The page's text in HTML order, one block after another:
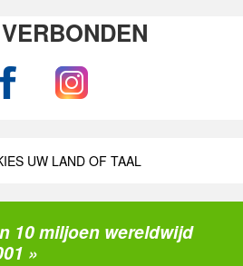
UW LAND OF TAAL
10 miljoen wereldwijd
»